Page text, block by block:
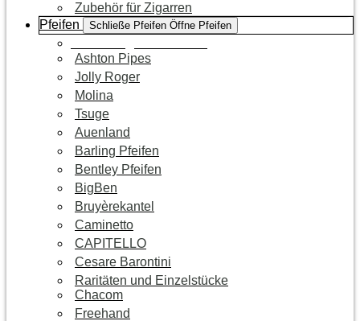
Zubehör für Zigarren
Pfeifen
Schließe Pfeifen Öffne Pfeifen
Ashton Pipes
Jolly Roger
Molina
Tsuge
Auenland
Barling Pfeifen
Bentley Pfeifen
BigBen
Bruyèrekantel
Caminetto
CAPITELLO
Cesare Barontini
Raritäten und Einzelstücke
Chacom
Freehand